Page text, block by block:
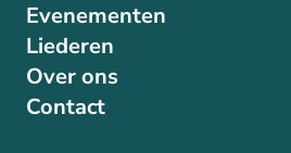
Evenementen
Liederen
Over ons
Contact